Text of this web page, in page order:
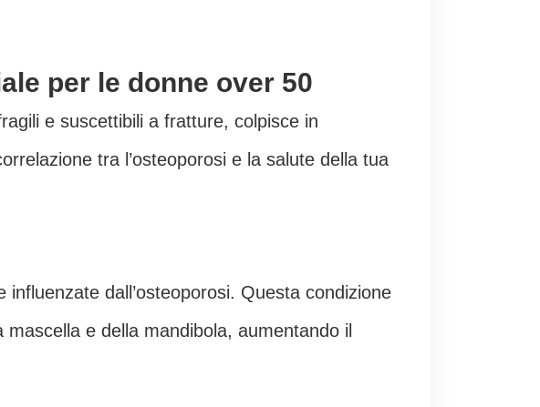
per le donne over 50
e suscettibili a fratture, colpisce in
tra l’osteoporosi e la salute della tua
dall’osteoporosi. Questa condizione
e della mandibola, aumentando il